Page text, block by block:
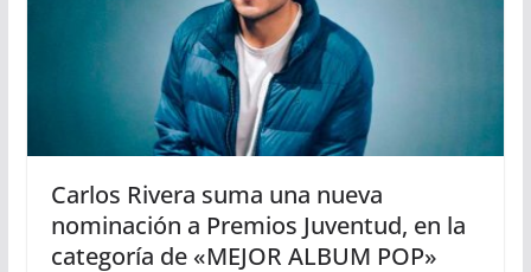
Carlos Rivera suma una nueva
nominación a Premios Juventud, en la
categoría de «MEJOR ALBUM POP»